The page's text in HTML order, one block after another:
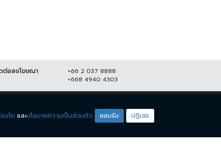
ต่อลงโฆษณา
+66 2 037 8888
+668 4940 4303
นไข และนโยบายความเป็นส่วนตัว ยอมรับ ปฏิเสธ